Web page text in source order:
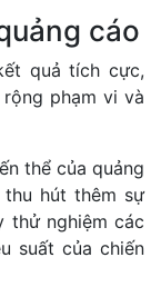
cáo
quả tích cực,
phạm vi và
thể của quảng
thu hút thêm sự
thử nghiệm các
suất của chiến